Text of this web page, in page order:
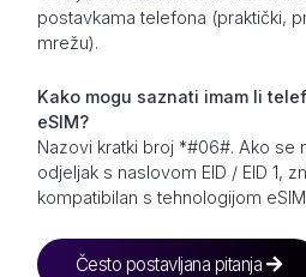
postavkama telefona (praktički,
mrežu).
Kako mogu saznati imam li
eSIM?
Nazovi kratki broj *#06#. Ako se
odjeljak s naslovom EID / EID 1,
kompatibilan s tehnologijom eSIM
Često postavljana pitanja